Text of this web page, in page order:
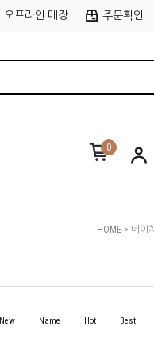
오프라인 매장 주문확인
0
HOME > 네이
New Name Hot Best